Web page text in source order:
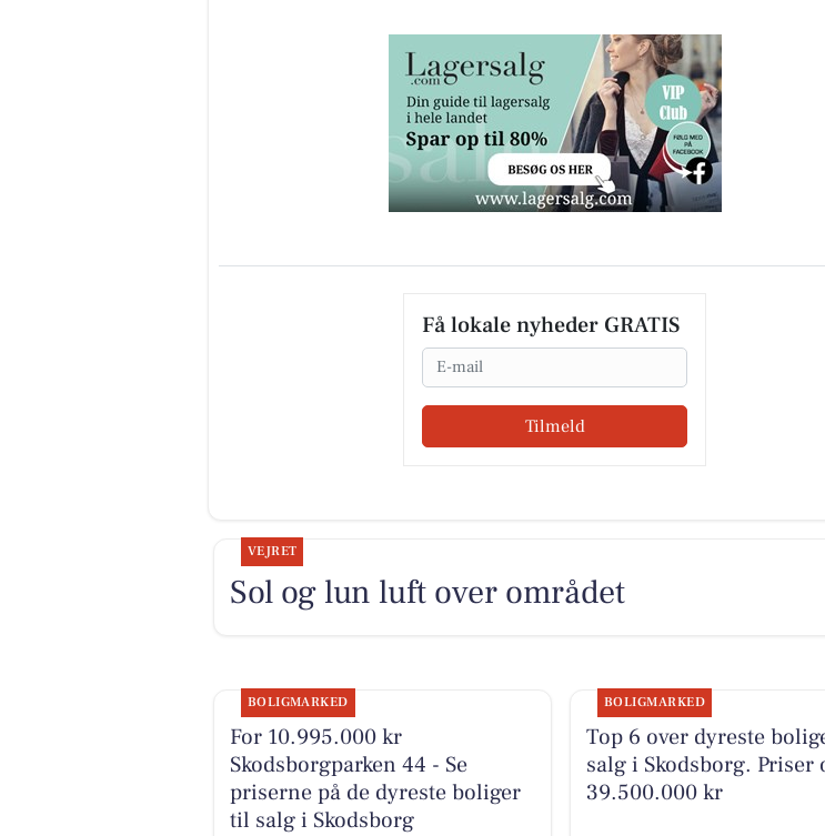
Få lokale nyheder GRATIS
Email
Tilmeld
VEJRET
Sol og lun luft over området
BOLIGMARKED
For 10.995.000 kr
Skodsborgparken 44 - Se
priserne på de dyreste boliger
til salg i Skodsborg
BOLIGMARKED
Top 6 over dyreste
salg i Skodsborg. Priser
39.500.000 kr